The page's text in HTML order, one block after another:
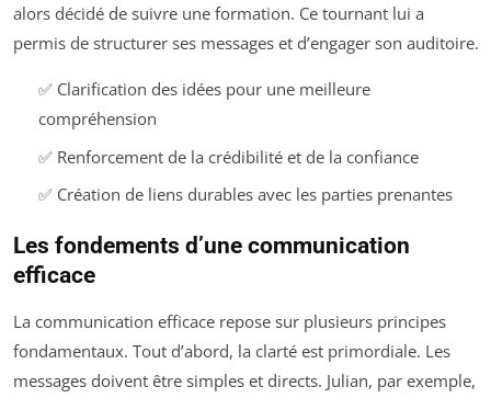
alors décidé de suivre une formation. Ce tournant lui a
permis de structurer ses messages et d’engager son auditoire.
✅ Clarification des idées pour une meilleure
compréhension
✅ Renforcement de la crédibilité et de la confiance
✅ Création de liens durables avec les parties prenantes
Les fondements d’une communication
efficace
La communication efficace repose sur plusieurs principes
fondamentaux. Tout d’abord, la clarté est primordiale. Les
messages doivent être simples et directs. Julian, par exemple,